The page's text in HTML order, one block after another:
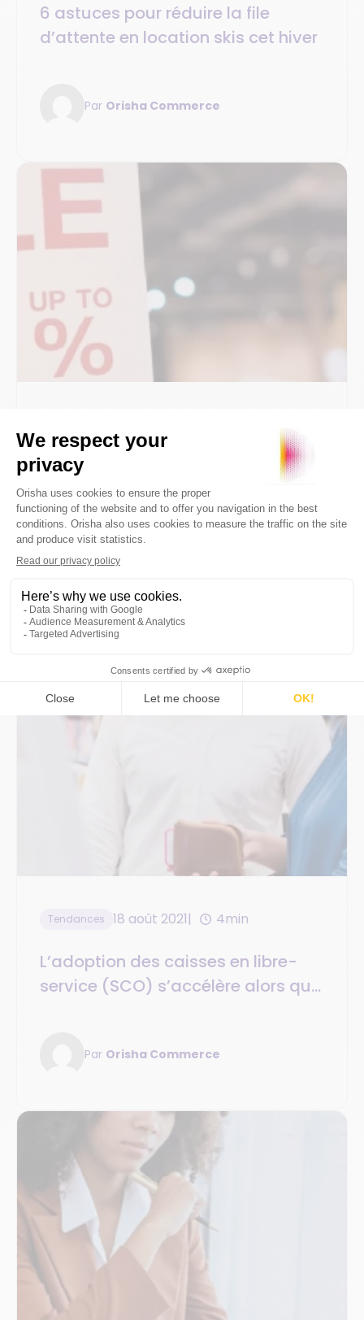
6 astuces pour réduire la file
d’attente en location skis cet hiver
Par Orisha Commerce
5 étapes pour déployer des offres
promotionnelles efficaces dans
votre réseau de magasins
Le développement d’offres promotionnelles
requiert un réel savoir-faire pour séduire le
consommateur et le décider à l’achat.
ParOrisha Commerce
Tendances 18 août 2021 4min
L’adoption des caisses en libre-
service (SCO) s’accélère alors que
Par Orisha Commerce